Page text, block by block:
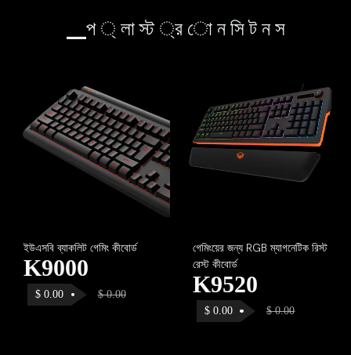
▁প ্ লা স্ট ্র ো ন সি ট ন স
ইউএসবি ব্যাকলিট গেমিং কীবোর্ড
K9000
$ 0.00 $0.00
গেমিংয়ের জন্য RGB ম্যাগনেটিক রিস্ট
রেস্ট কীবোর্ড
K9520
$0.00 $0.00